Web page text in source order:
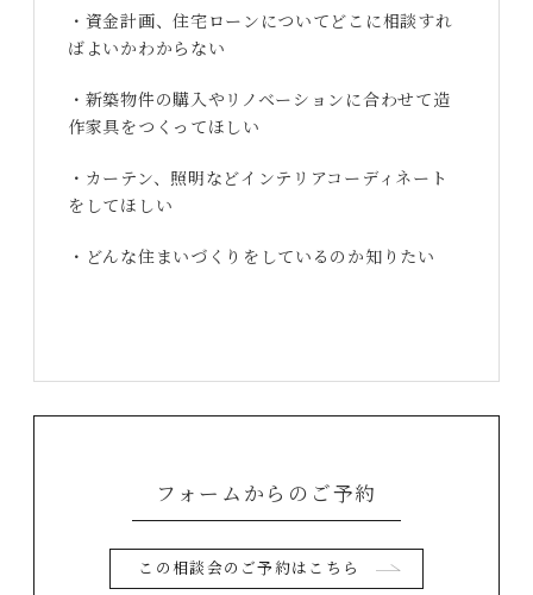
・資金計画、住宅ローンについてどこに相談すれ
ばよいかわからない
・新築物件の購入やリノベーションに合わせて造
作家具をつくってほしい
・カーテン、照明などインテリアコーディネート
をしてほしい
・どんな住まいづくりをしているのか知りたい
フォームからのご予約
この相談会のご予約はこちら